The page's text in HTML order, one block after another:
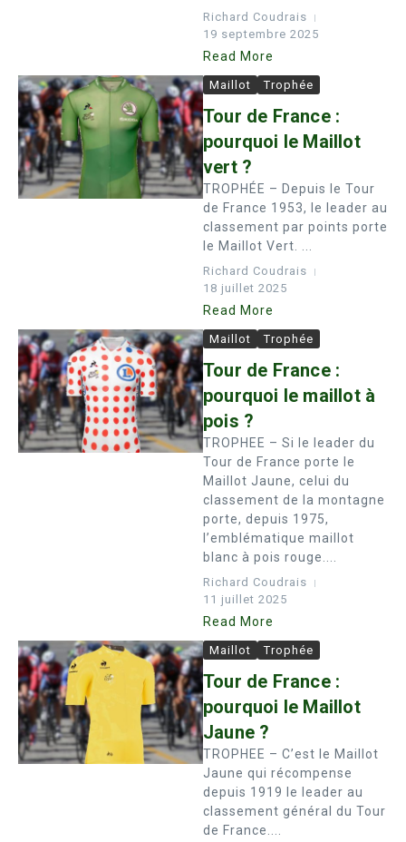
Richard Coudrais
19 septembre 2025
Read More
Maillot Trophée
Tour de France :
pourquoi le Maillot
vert ?
TROPHÉE – Depuis le Tour
de France 1953, le leader au
classement par points porte
le Maillot Vert. ...
Richard Coudrais
18 juillet 2025
Read More
Maillot Trophée
Tour de France :
pourquoi le maillot à
pois ?
TROPHEE – Si le leader du
Tour de France porte le
Maillot Jaune, celui du
classement de la montagne
porte, depuis 1975,
l’emblématique maillot
blanc à pois rouge....
Richard Coudrais
11 juillet 2025
Read More
Maillot Trophée
Tour de France :
pourquoi le Maillot
Jaune ?
TROPHEE – C’est le Maillot
Jaune qui récompense
depuis 1919 le leader au
classement général du Tour
de France....